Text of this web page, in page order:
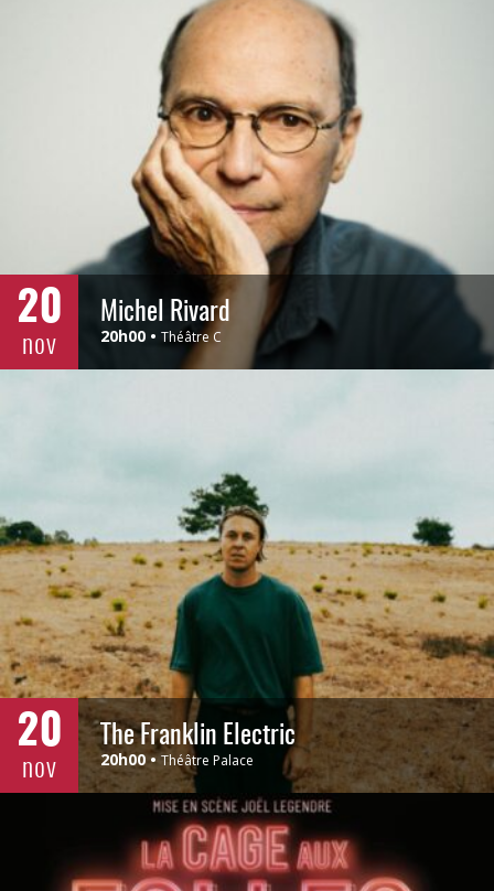
20
nov
Michel Rivard
20h00 Théâtre C
20
nov
The Franklin Electric
20h00 Théâtre Palace